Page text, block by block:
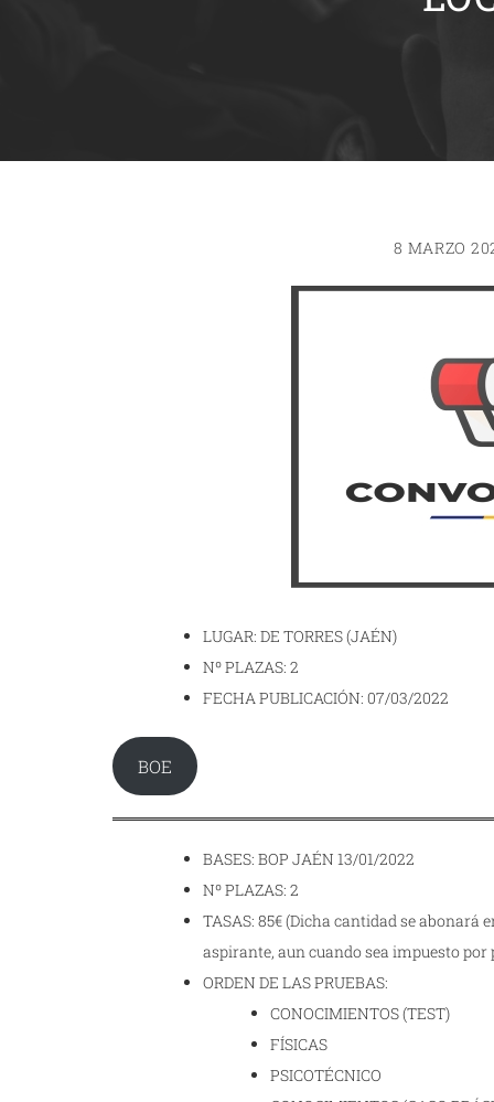
8 MARZO
LUGAR: DE TORRES (JAÉN)
Nº PLAZAS: 2
FECHA PUBLICACIÓN: 07/03/2022
BOE
BASES: BOP JAÉN 13/01/2022
Nº PLAZAS: 2
TASAS: 85€ (Dicha cantidad se abonará
aspirante, aun cuando sea impuesto
ORDEN DE LAS PRUEBAS:
CONOCIMIENTOS (TEST)
FÍSICAS
PSICOTÉCNICO